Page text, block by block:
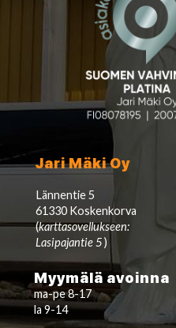
Jari Mäki Oy
Lännentie 5
61330 Koskenkorva
(karttasovellukseen:
Lasipajantie 5)
Myymälä avoinna
ma-pe 8-17
la 9-14